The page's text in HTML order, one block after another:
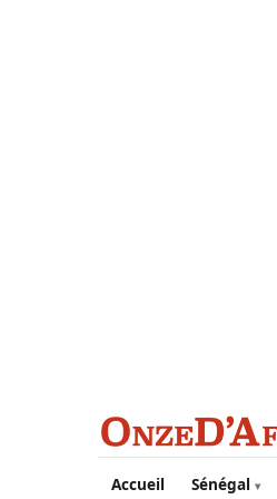
Aller au contenu principal
Accueil Sénégal